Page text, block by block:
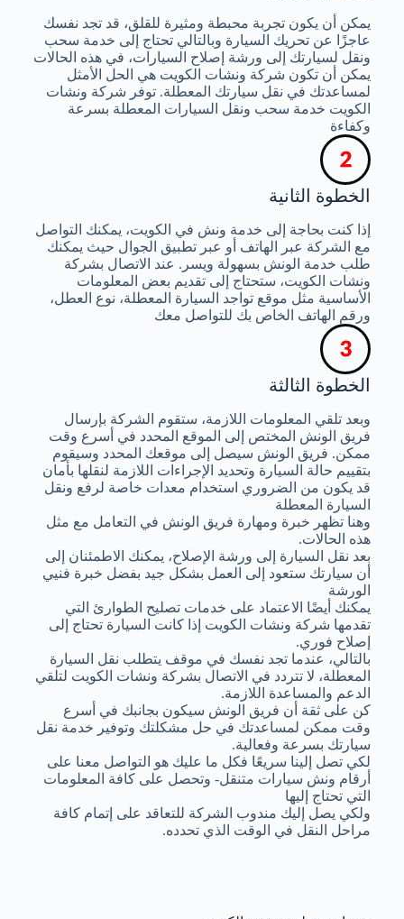
يمكن أن يكون تجربة محبطة ومثيرة للقلق، قد تجد نفسك
عاجزًا عن تحريك السيارة وبالتالي تحتاج إلى خدمة سحب
ونقل لسيارتك إلى ورشة إصلاح السيارات، في هذه الحالات
يمكن أن تكون شركة ونشات الكويت هي الحل الأمثل
لمساعدتك في نقل سيارتك المعطلة. توفر شركة ونشات
الكويت خدمة سحب ونقل السيارات المعطلة بسرعة
وكفاءة
الخطوة الثانية
إذا كنت بحاجة إلى خدمة ونش في الكويت، يمكنك التواصل
مع الشركة عبر الهاتف أو عبر تطبيق الجوال حيث يمكنك
طلب خدمة الونش بسهولة ويسر. عند الاتصال بشركة
ونشات الكويت، ستحتاج إلى تقديم بعض المعلومات
الأساسية مثل موقع تواجد السيارة المعطلة، نوع العطل،
ورقم الهاتف الخاص بك للتواصل معك
الخطوة الثالثة
وبعد تلقي المعلومات اللازمة، ستقوم الشركة بإرسال
فريق الونش المختص إلى الموقع المحدد في أسرع وقت
ممكن. فريق الونش سيصل إلى موقعك المحدد وسيقوم
بتقييم حالة السيارة وتحديد الإجراءات اللازمة لنقلها بأمان
قد يكون من الضروري استخدام معدات خاصة لرفع ونقل
السيارة المعطلة
وهنا تظهر خبرة ومهارة فريق الونش في التعامل مع مثل
هذه الحالات.
بعد نقل السيارة إلى ورشة الإصلاح، يمكنك الاطمئنان إلى
أن سيارتك ستعود إلى العمل بشكل جيد بفضل خبرة فنيي
الورشة
يمكنك أيضًا الاعتماد على خدمات تصليح الطوارئ التي
تقدمها شركة ونشات الكويت إذا كانت السيارة تحتاج إلى
إصلاح فوري.
بالتالي، عندما تجد نفسك في موقف يتطلب نقل السيارة
المعطلة، لا تتردد في الاتصال بشركة ونشات الكويت لتلقي
الدعم والمساعدة اللازمة.
كن على ثقة أن فريق الونش سيكون بجانبك في أسرع
وقت ممكن لمساعدتك في حل مشكلتك وتوفير خدمة نقل
سيارتك بسرعة وفعالية.
لكي تصل إلينا سريعًا فكل ما عليك هو التواصل معنا على
أرقام ونش سيارات متنقل- وتحصل على كافة المعلومات
التي تحتاج إليها
ولكي يصل إليك مندوب الشركة للتعاقد على إتمام كافة
مراحل النقل في الوقت الذي تحدده.